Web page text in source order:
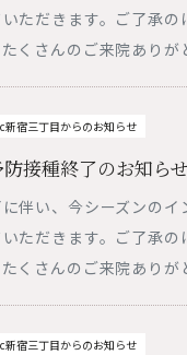
ただきます。ご了承の
くさんのご来院あり
新宿三丁目からのお知らせ
接種終了のお知らせ
伴い、今シーズンのイ
ただきます。ご了承の
くさんのご来院あり
新宿三丁目からのお知らせ